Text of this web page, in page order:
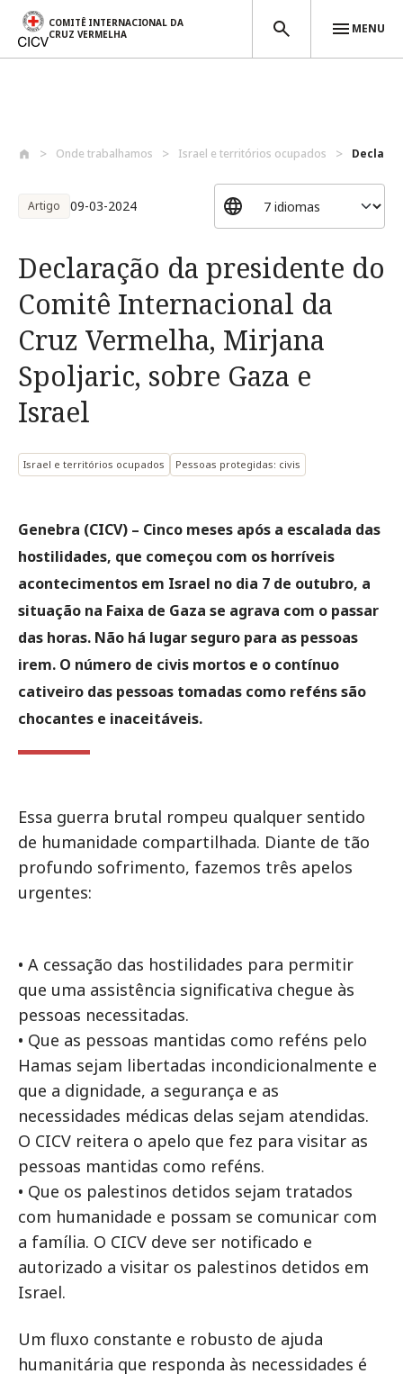
COMITÊ INTERNACIONAL DA
CRUZ VERMELHA
MENU
Onde trabalhamos Israel e territórios ocupados
Artigo 09-03-2024
Declaração da presidente do
Comitê Internacional da
Cruz Vermelha, Mirjana
Spoljaric, sobre Gaza e
Israel
Israel e territórios ocupados Pessoas protegidas: civis
Genebra (CICV) – Cinco meses após a escalada das
hostilidades, que começou com os horríveis
acontecimentos em Israel no dia 7 de outubro, a
situação na Faixa de Gaza se agrava com o passar
das horas. Não há lugar seguro para as pessoas
irem. O número de civis mortos e o contínuo
cativeiro das pessoas tomadas como reféns são
chocantes e inaceitáveis.
Essa guerra brutal rompeu qualquer sentido
de humanidade compartilhada. Diante de tão
profundo sofrimento, fazemos três apelos
urgentes:
• A cessação das hostilidades para permitir
que uma assistência significativa chegue às
pessoas necessitadas.
• Que as pessoas mantidas como reféns pelo
Hamas sejam libertadas incondicionalmente e
que a dignidade, a segurança e as
necessidades médicas delas sejam atendidas.
O CICV reitera o apelo que fez para visitar as
pessoas mantidas como reféns.
• Que os palestinos detidos sejam tratados
com humanidade e possam se comunicar com
a família. O CICV deve ser notificado e
autorizado a visitar os palestinos detidos em
Israel.
Um fluxo constante e robusto de ajuda
humanitária que responda às necessidades é